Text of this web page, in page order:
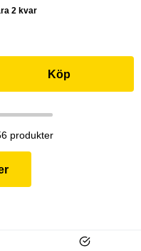
2 kvar
Köp
produkter